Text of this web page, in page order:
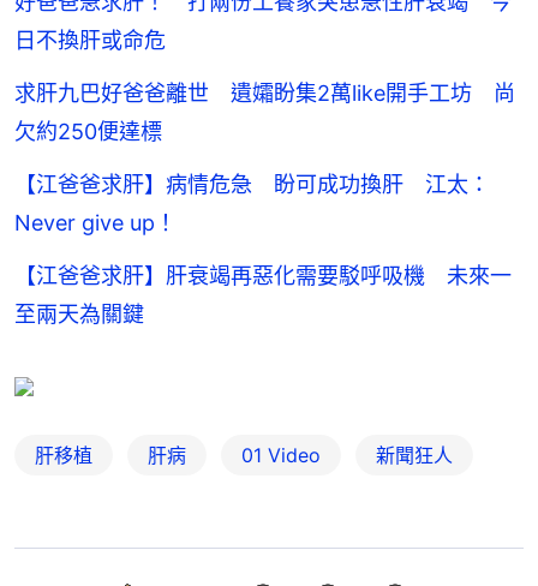
日不換肝或命危
求肝九巴好爸爸離世 遺孀盼集2萬like開手工坊 尚
欠約250便達標
【江爸爸求肝】病情危急 盼可成功換肝 江太：
Never give up！
【江爸爸求肝】肝衰竭再惡化需要駁呼吸機 未來一
至兩天為關鍵
肝移植 肝病 01 Video 新聞狂人